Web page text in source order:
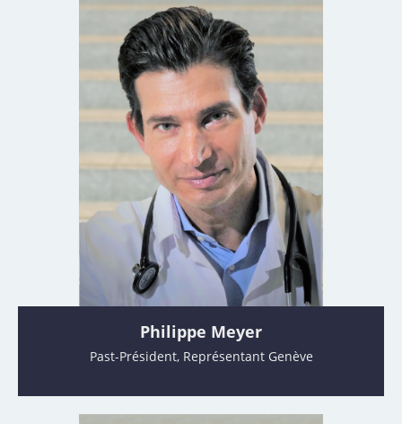
Philippe Meyer
Past-Président, Représentant Genève